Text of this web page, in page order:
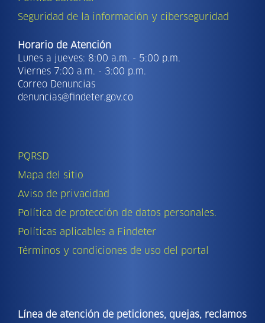
Seguridad de la información y ciberseguridad
Horario de Atención
Lunes a jueves: 8:00 a.m. - 5:00 p.m.
Viernes 7:00 a.m. - 3:00 p.m.
Correo Denuncias
denuncias@findeter.gov.co
PQRSD
Mapa del sitio
Aviso de privacidad
Política de protección de datos personales.
Políticas aplicables a Findeter
Términos y condiciones de uso del portal
Línea de atención de peticiones, quejas, reclamos